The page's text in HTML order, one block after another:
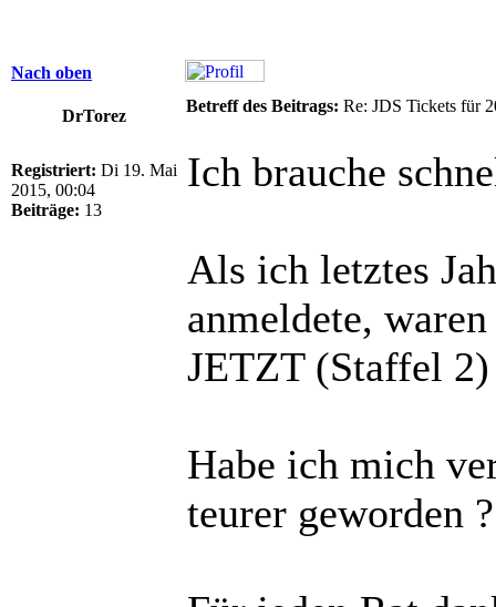
Nach oben
DrTorez
Betreff des Beitrags: Re: JDS Tickets für
Registriert: Di 19. Mai
2015, 00:04
Beiträge: 13
Ich brauche
Als ich letztes
anmeldete,
JETZT (Staffel
Habe ich mich
teurer geworden ?